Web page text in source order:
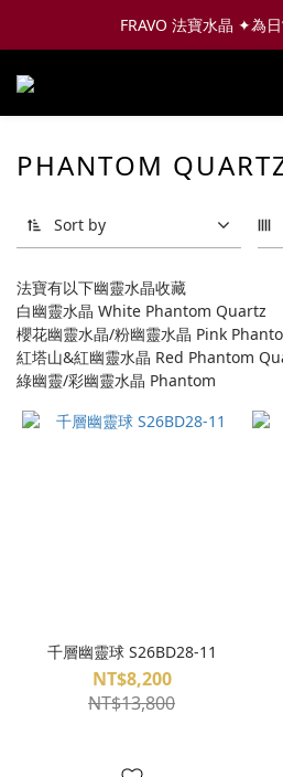
FRAVO 法寶水晶 ✦為
PHANTOM
Sort by
法寶有以下幽靈水晶收藏
白幽靈水晶 White Phantom Quartz
櫻花幽靈水晶/粉幽靈水晶 Pink
紅塔山&紅幽靈水晶 Red Phantom
綠幽靈/彩幽靈水晶 Phantom
千層幽靈球 S26BD28-11
NT$8,200
NT$13,800